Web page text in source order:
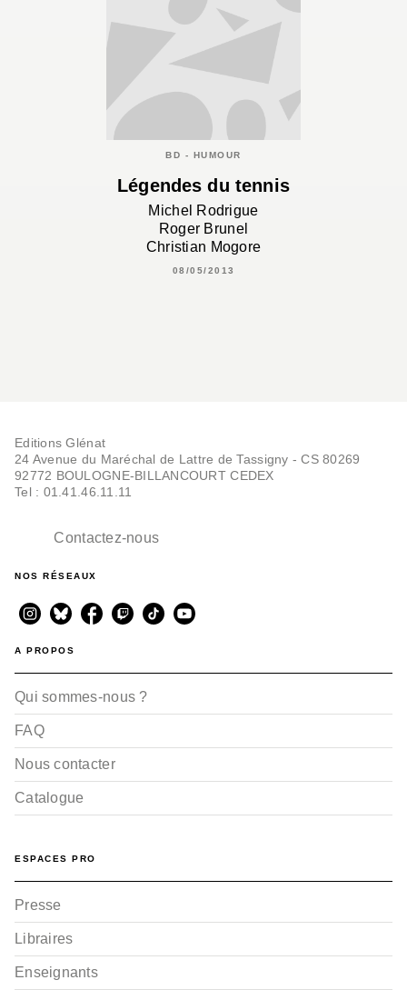
BD - HUMOUR
Légendes du tennis
Michel Rodrigue
Roger Brunel
Christian Mogore
08/05/2013
Editions Glénat
24 Avenue du Maréchal de Lattre de Tassigny - CS 80269
92772 BOULOGNE-BILLANCOURT CEDEX
Tel : 01.41.46.11.11
Contactez-nous
NOS RÉSEAUX
A PROPOS
Qui sommes-nous ?
FAQ
Nous contacter
Catalogue
ESPACES PRO
Presse
Libraires
Enseignants